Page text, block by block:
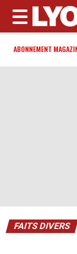
MENU
ABONNEMENT
FAITS DIVERS